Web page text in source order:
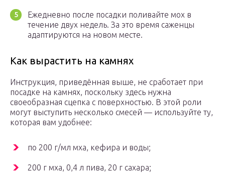
Ежедневно после посадки поливайте мох в
течение двух недель. За это время саженцы
адаптируются на новом месте.
Как вырастить на камнях
Инструкция, приведённая выше, не сработает при
посадке на камнях, поскольку здесь нужна
своеобразная сцепка с поверхностью. В этой роли
могут выступить несколько смесей — используйте ту,
которая вам удобнее:
по 200 г/мл мха, кефира и воды;
200 г мха, 0,4 л пива, 20 г сахара;